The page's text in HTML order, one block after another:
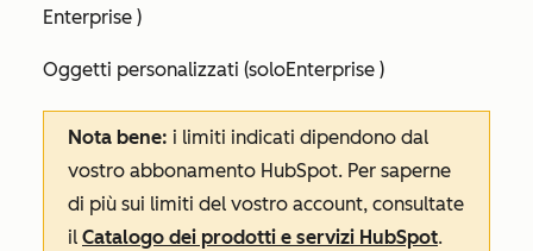
Enterprise )
Oggetti personalizzati (soloEnterprise )
Nota bene: i limiti indicati dipendono dal
vostro abbonamento HubSpot. Per saperne
di più sui limiti del vostro account, consultate
il Catalogo dei prodotti e servizi HubSpot.